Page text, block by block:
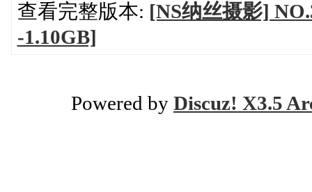
查看完整版本: [NS纳丝摄影]
-1.10GB]
Powered by Discuz! X3.5